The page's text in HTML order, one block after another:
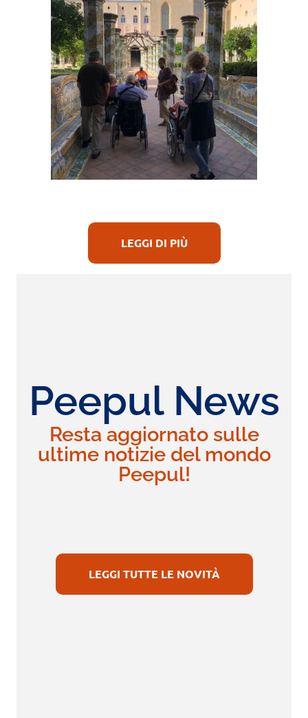
LEGGI DI PIÙ
Peepul News
Resta aggiornato sulle
ultime notizie del mondo
Peepul!
LEGGI TUTTE LE NOVITÀ